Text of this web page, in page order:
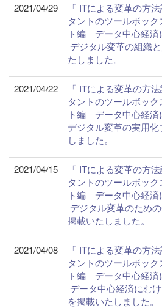
2021/04/29
「 ITによる変革の方
タントのツールボッ
ト編 データ中心経
デジタル変革の組織
たしました。
2021/04/22
「 ITによる変革の方
タントのツールボッ
ト編 データ中心経
デジタル変革の実用
しました。
2021/04/15
「 ITによる変革の方
タントのツールボッ
ト編 データ中心経
デジタル変革のため
掲載いたしました。
2021/04/08
「 ITによる変革の方
タントのツールボッ
ト編 データ中心経
データ中心経済にむ
を掲載いたしました。